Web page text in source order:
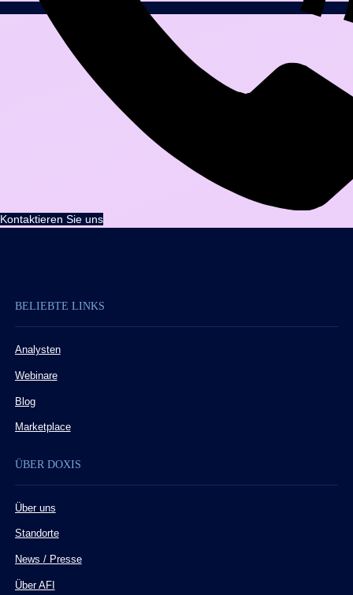
Kontaktieren Sie uns
BELIEBTE LINKS
Analysten
Webinare
Blog
Marketplace
ÜBER DOXIS
Über uns
Standorte
News / Presse
Über AFI